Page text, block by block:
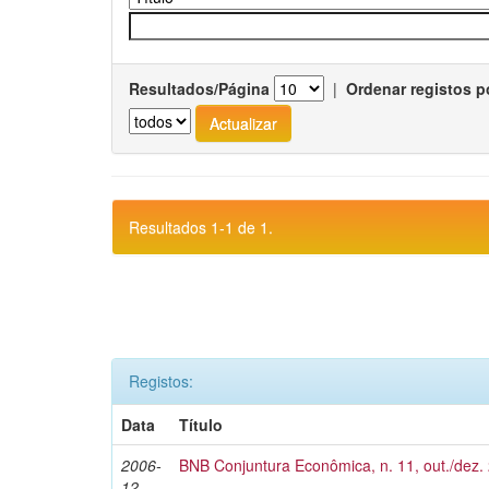
Resultados/Página | Ordenar registos
Resultados 1-1 de 1.
Registos:
Data
Título
2006-
BNB Conjuntura Econômica, n. 11, out./dez.